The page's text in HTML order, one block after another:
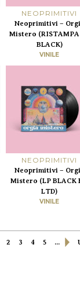
NEOPRIMITIVI
Neoprimitivi –
Mistero (RISTAMPA
BLACK)
VINILE
NEOPRIMITIVI
Neoprimitivi –
Mistero (LP BLACK
LTD)
VINILE
2 3 4 5 ...